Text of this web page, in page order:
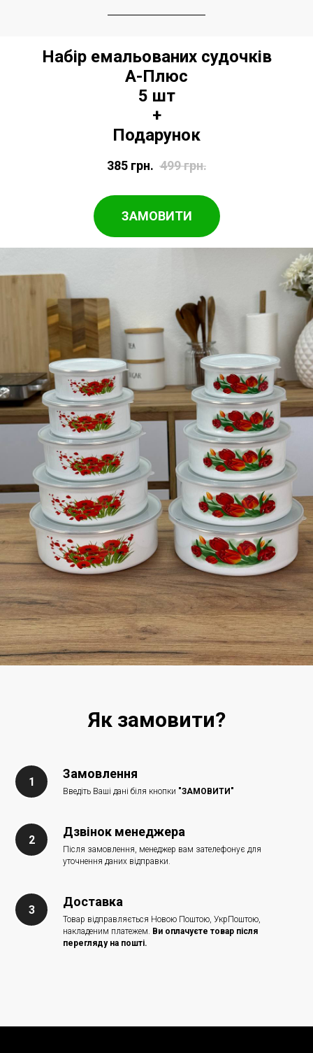
Набір емальованих судочків
А-Плюс
5 шт
+
Подарунок
385 грн. 499грн.
ЗАМОВИТИ
Як замовити?
Замовлення
Введіть Ваші дані біля кнопки "ЗАМОВИТИ"
Дзвінок менеджера
Після замовлення, менеджер вам зателефонує для
уточнення даних відправки.
Доставка
Товар відправляється Новою Поштою, УкрПоштою,
накладеним платежем. Ви оплачуєте товар після
перегляду на пошті.